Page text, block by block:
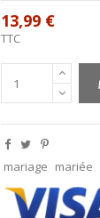
13,99 €
TTC
mariage mariée